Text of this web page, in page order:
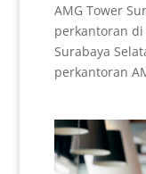
AMG Tower
perkantoran di
Surabaya
perkantoran